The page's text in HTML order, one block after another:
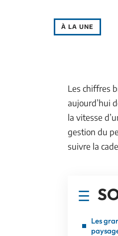
À LA UNE
Les chiffres
aujourd’hui
la vitesse
gestion du
suivre la
Les